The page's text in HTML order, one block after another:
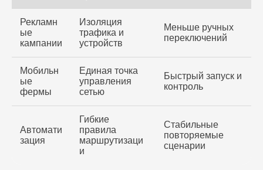
Рекламн
ые
кампании
Изоляция
трафика и
устройств
Меньше ручных
переключений
Мобильн
ые
фермы
Единая точка
управления
сетью
Быстрый запуск и
контроль
Автомати
зация
Гибкие
правила
маршрутизаци
и
Стабильные
повторяемые
сценарии
Блог